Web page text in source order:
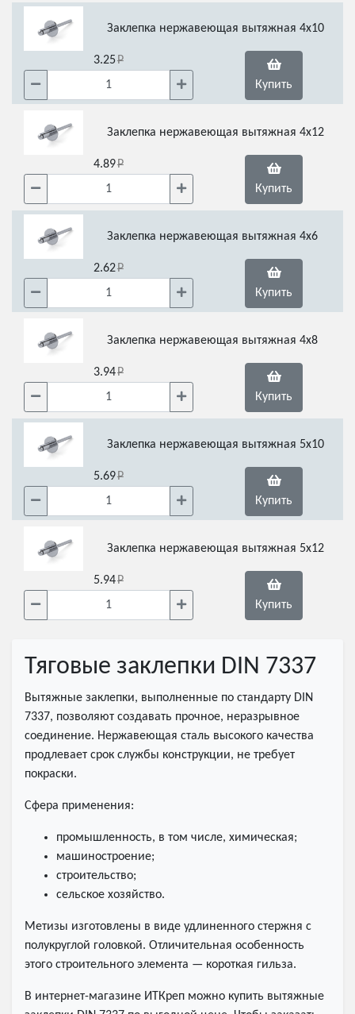
Заклепка нержавеющая вытяжная 4х10
3.25
Купить
Заклепка нержавеющая вытяжная 4х12
4.89
Купить
Заклепка нержавеющая вытяжная 4х6
2.62
Купить
Заклепка нержавеющая вытяжная 4х8
3.94
Купить
Заклепка нержавеющая вытяжная 5х10
5.69
Купить
Заклепка нержавеющая вытяжная 5х12
5.94
Купить
Тяговые заклепки DIN 7337
Вытяжные заклепки, выполненные по стандарту DIN
7337, позволяют создавать прочное, неразрывное
соединение. Нержавеющая сталь высокого качества
продлевает срок службы конструкции, не требует
покраски.
Сфера применения:
промышленность, в том числе, химическая;
машиностроение;
строительство;
сельское хозяйство.
Метизы изготовлены в виде удлиненного стержня с
полукруглой головкой. Отличительная особенность
этого строительного элемента — короткая гильза.
В интернет-магазине ИТКреп можно купить вытяжные